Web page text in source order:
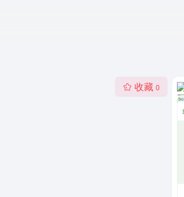
收藏 0